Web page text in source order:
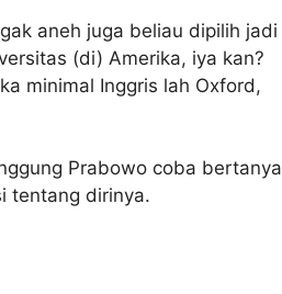
aneh juga beliau dipilih jadi
(di) Amerika, iya kan?
minimal Inggris lah Oxford,
Prabowo coba bertanya
tentang dirinya.